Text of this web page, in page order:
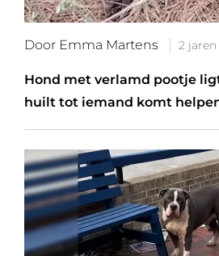
Door Emma Martens 2
Hond met verlamd pootje
huilt tot iemand komt